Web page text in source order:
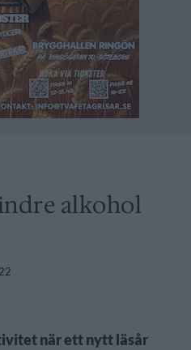
alkohol
när ett nytt läsår